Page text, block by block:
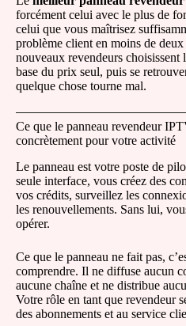
forcément celui avec le plus de
celui que vous maîtrisez
problème client en moins de
nouveaux revendeurs choisissent
base du prix seul, puis se
quelque chose tourne mal.
Ce que le panneau revendeur
concrètement pour votre activité
Le panneau est votre poste de
seule interface, vous créez des
vos crédits, surveillez les
les renouvellements. Sans lui,
opérer.
Ce que le panneau ne fait pas,
comprendre. Il ne diffuse aucun
aucune chaîne et ne distribue
Votre rôle en tant que revendeur
des abonnements et au service